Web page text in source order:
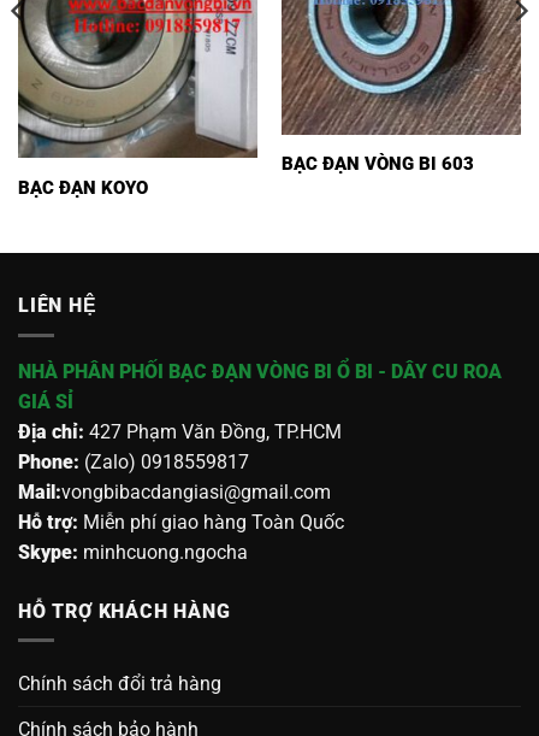
BẠC ĐẠN KOYO
BẠC ĐẠN VÒNG BI 603
LIÊN HỆ
NHÀ PHÂN PHỐI BẠC ĐẠN VÒNG BI Ổ BI - DÂY CU ROA
GIÁ SỈ
Địa chỉ: 427 Phạm Văn Đồng, TP.HCM
Phone: (Zalo) 0918559817
Mail:vongbibacdangiasi@gmail.com
Hỗ trợ: Miễn phí giao hàng Toàn Quốc
Skype: minhcuong.ngocha
HỖ TRỢ KHÁCH HÀNG
Chính sách đổi trả hàng
Chính sách bảo hành